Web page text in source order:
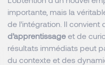
importante, mais la
de l’intégration. Il convient
d’apprentissage et de
résultats immédiats peut
du contexte et des